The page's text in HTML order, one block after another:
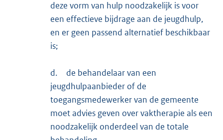
deze vorm van hulp noodzakelijk is voor
een effectieve bijdrage aan de jeugdhulp,
en er geen passend alternatief beschikbaar
is;
d.
de behandelaar van een
jeugdhulpaanbieder of de
toegangsmedewerker van de gemeente
moet advies geven over vaktherapie als een
noodzakelijk onderdeel van de totale